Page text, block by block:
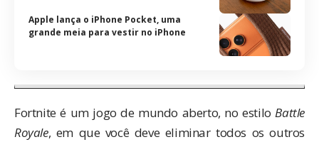
Apple lança o iPhone Pocket, uma
grande meia para vestir no iPhone
Fortnite é um jogo de mundo aberto, no estiloBattle
Royale, em que você deve eliminar todos os outros